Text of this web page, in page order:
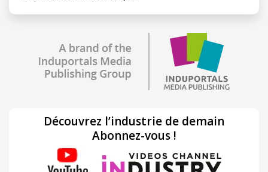
Découvrez l’industrie de demain
Abonnez-vous !